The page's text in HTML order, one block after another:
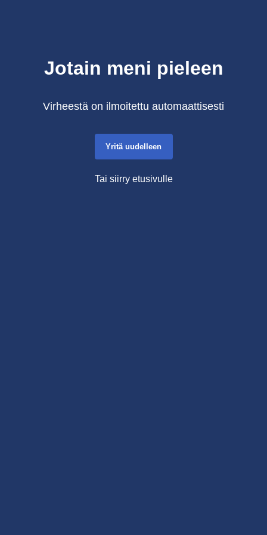
Jotain meni pieleen
Virheestä on ilmoitettu automaattisesti
Yritä uudelleen
Tai siirry etusivulle